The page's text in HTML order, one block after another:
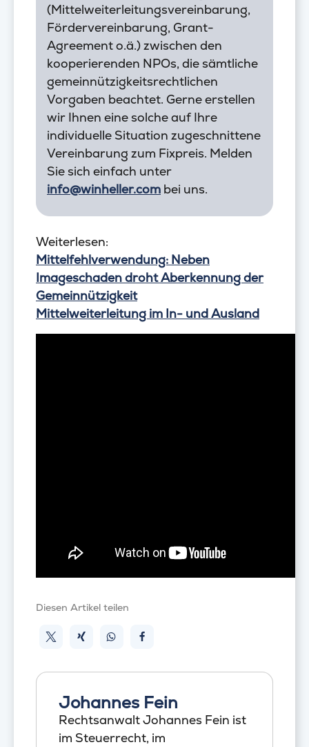
(Mittelweiterleitungsvereinbarung,
Fördervereinbarung, Grant-
Agreement o.ä.) zwischen den
kooperierenden NPOs, die sämtliche
gemeinnützigkeitsrechtlichen
Vorgaben beachtet. Gerne erstellen
wir Ihnen eine solche auf Ihre
individuelle Situation zugeschnittene
Vereinbarung zum Fixpreis. Melden
Sie sich einfach unter
info@winheller.com bei uns.
Weiterlesen:
Mittelfehlverwendung: Neben
Imageschaden droht Aberkennung der
Gemeinnützigkeit
Mittelweiterleitung im In- und Ausland
Diesen Artikel teilen
Johannes Fein
Rechtsanwalt Johannes Fein ist
im Steuerrecht, im